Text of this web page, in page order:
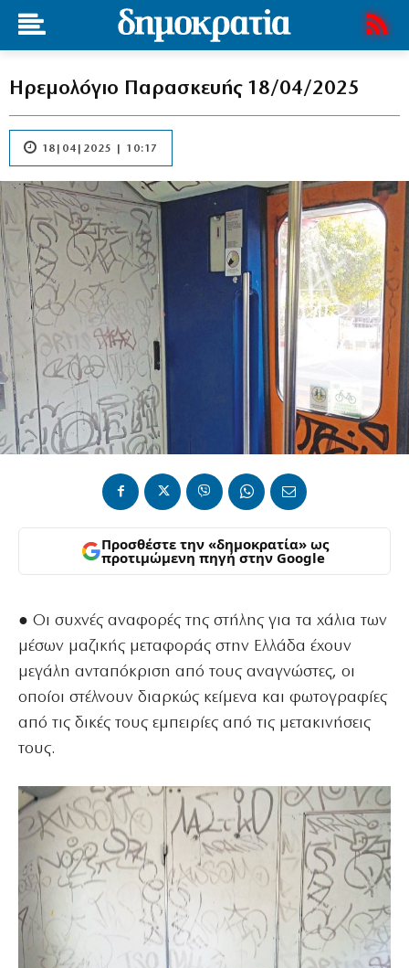
Ηρεμολόγιο Παρασκευής 18/04/2025
18|04|2025 | 10:17
Προσθέστε την «δημοκρατία» ως
προτιμώμενη πηγή στην Google
● Οι συχνές αναφορές της στήλης για τα χάλια των
μέσων μαζικής μεταφοράς στην Ελλάδα έχουν
μεγάλη ανταπόκριση από τους αναγνώστες, οι
οποίοι στέλνουν διαρκώς κείμενα και φωτογραφίες
από τις δικές τους εμπειρίες από τις μετακινήσεις
τους.